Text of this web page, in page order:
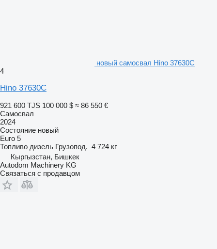
новый самосвал Hino 37630C
4
Hino 37630C
921 600 TJS 100 000 $ ≈ 86 550 €
Самосвал
2024
Состояние новый
Euro 5
Топливо дизель Грузопод. 4 724 кг
Кыргызстан, Бишкек
Autodom Machinery KG
Связаться с продавцом